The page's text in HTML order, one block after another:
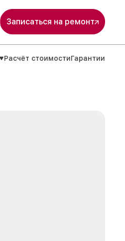
Записаться на ремонт
Расчёт стоимостиГарантии